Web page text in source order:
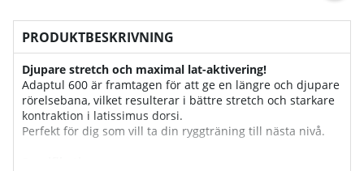
PRODUKTBESKRIVNING
Djupare stretch och maximal lat-aktivering!
Adaptul 600 är framtagen för att ge en längre och djupare
rörelsebana, vilket resulterar i bättre stretch och starkare
kontraktion i latissimus dorsi.
Perfekt för dig som vill ta din ryggträning till nästa nivå.